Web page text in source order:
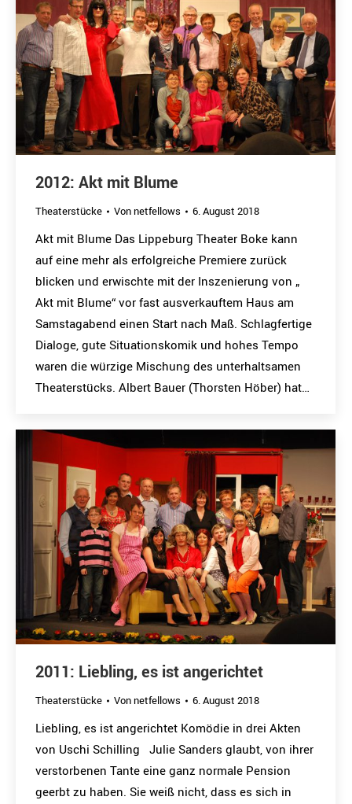
2012: Akt mit Blume
Theaterstücke Vonnetfellows 6. August 2018
Akt mit Blume Das Lippeburg Theater Boke kann
auf eine mehr als erfolgreiche Premiere zurück
blicken und erwischte mit der Inszenierung von „
Akt mit Blume“ vor fast ausverkauftem Haus am
Samstagabend einen Start nach Maß. Schlagfertige
Dialoge, gute Situationskomik und hohes Tempo
waren die würzige Mischung des unterhaltsamen
Theaterstücks. Albert Bauer (Thorsten Höber) hat…
2011: Liebling, es ist angerichtet
Theaterstücke Vonnetfellows 6. August 2018
Liebling, es ist angerichtet Komödie in drei Akten
von Uschi Schilling Julie Sanders glaubt, von ihrer
verstorbenen Tante eine ganz normale Pension
geerbt zu haben. Sie weiß nicht, dass es sich in